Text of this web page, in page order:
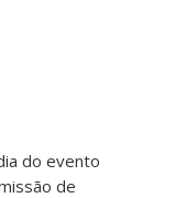
do evento
de